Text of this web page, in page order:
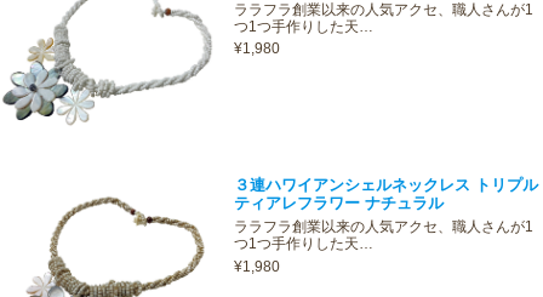
ララフラ創業以来の人気アクセ、職人さんが1
つ1つ手作りした天…
¥1,980
３連ハワイアンシェルネックレス トリプル
ティアレフラワー ナチュラル
ララフラ創業以来の人気アクセ、職人さんが1
つ1つ手作りした天…
¥1,980